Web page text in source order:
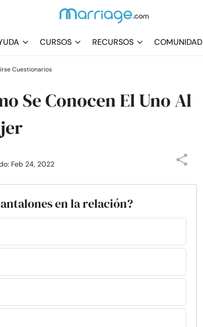
CURSOS RECURSOS COMUNIDAD
Cuestionarios
Se Conocen El Uno Al
Feb 24, 2022
en la relación?